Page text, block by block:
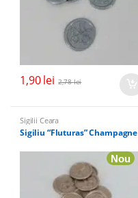
1,90lei 2,78lei
Sigilii Ceara
Sigiliu “Fluturas” Champagne
Nou